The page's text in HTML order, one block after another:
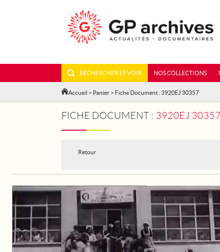
RECHERCHER ET VOIR NOS COLLECTIONS
Accueil > Panier > Fiche Document : 3920EJ 30357
FICHE DOCUMENT : 3920EJ 30357 -
Retour